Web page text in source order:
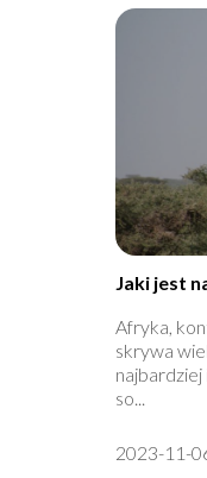
Jaki jest
Afryka,
skrywa
so...
2023-11-